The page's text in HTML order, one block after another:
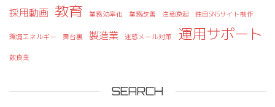
採用動画 教育 業務効率化 業務改善 注意喚起 独自SNSサイト制作
環境エネルギー 舞台裏 製造業 迷惑メール対策 運用サポート
飲食業
SEARCH